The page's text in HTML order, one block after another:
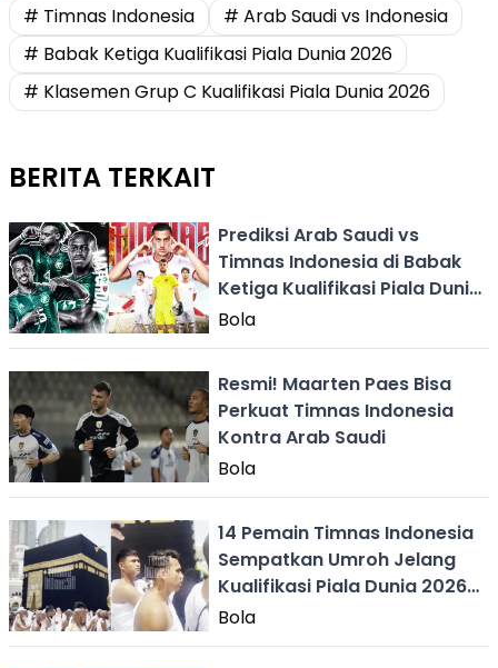
# Timnas Indonesia
# Arab Saudi vs Indonesia
# Babak Ketiga Kualifikasi Piala Dunia 2026
# Klasemen Grup C Kualifikasi Piala Dunia 2026
BERITA TERKAIT
Prediksi Arab Saudi vs
Timnas Indonesia di Babak
Ketiga Kualifikasi Piala Dunia
2026
Bola
Resmi! Maarten Paes Bisa
Perkuat Timnas Indonesia
Kontra Arab Saudi
Bola
14 Pemain Timnas Indonesia
Sempatkan Umroh Jelang
Kualifikasi Piala Dunia 2026
Lawan Arab Saudi
Bola